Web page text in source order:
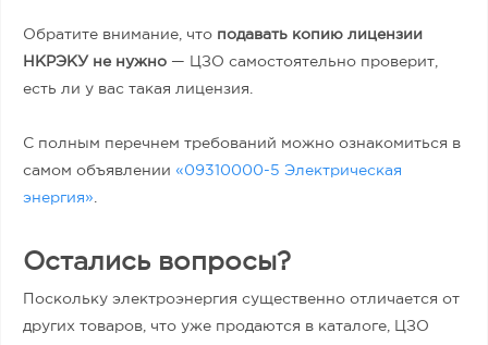
Обратите внимание, что подавать копию лицензии
НКРЭКУ не нужно — ЦЗО самостоятельно проверит,
есть ли у вас такая ​​лицензия.
С полным перечнем требований можно ознакомиться в
самом объявлении «09310000-5 Электрическая
энергия»
Остались вопросы?
Поскольку электроэнергия существенно отличается от
других товаров, что уже продаются в каталоге, ЦЗО